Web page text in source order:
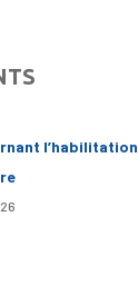
l’habilitation